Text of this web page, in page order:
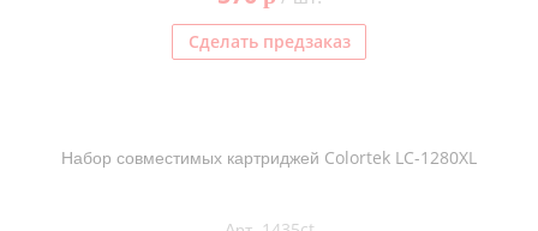
Сделать предзаказ
Набор совместимых картриджей Colortek LC-1280XL